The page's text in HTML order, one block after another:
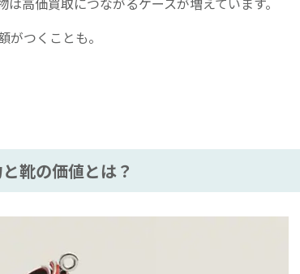
つくことも。
靴の価値とは？